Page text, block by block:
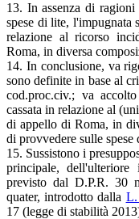
13. In assenza di ragioni
spese di lite, l'impugnata
relazione al ricorso
Roma, in diversa
14. In conclusione, va
sono definite in base al
cod.proc.civ.; va
cassata in relazione al
di appello di Roma, in
di provvedere sulle
15. Sussistono i
principale,
previsto dal D.P.R. 30
quater, introdotto dalla L.
17 (legge di stabilità